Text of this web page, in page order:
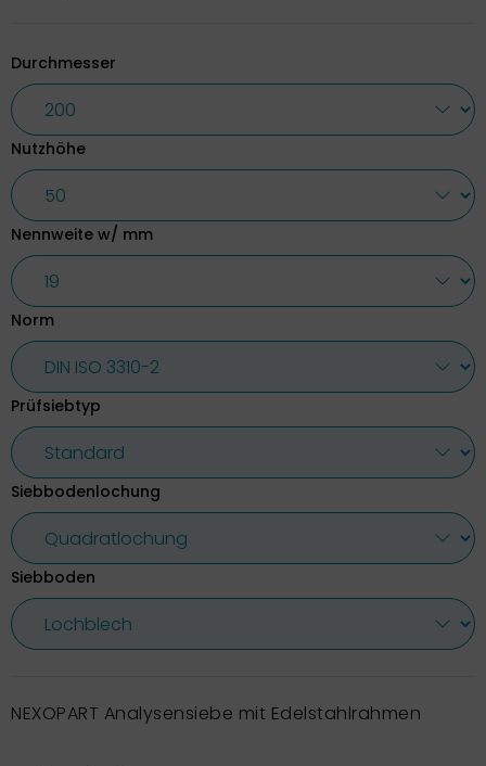
Durchmesser
Nutzhöhe
Nennweite w/ mm
Norm
Prüfsiebtyp
Siebbodenlochung
Siebboden
NEXOPART Analysensiebe mit Edelstahlrahmen